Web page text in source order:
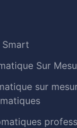
Sur
sur